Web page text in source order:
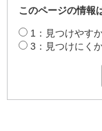
このページの情報
1：見つけやす
3：見つけにく